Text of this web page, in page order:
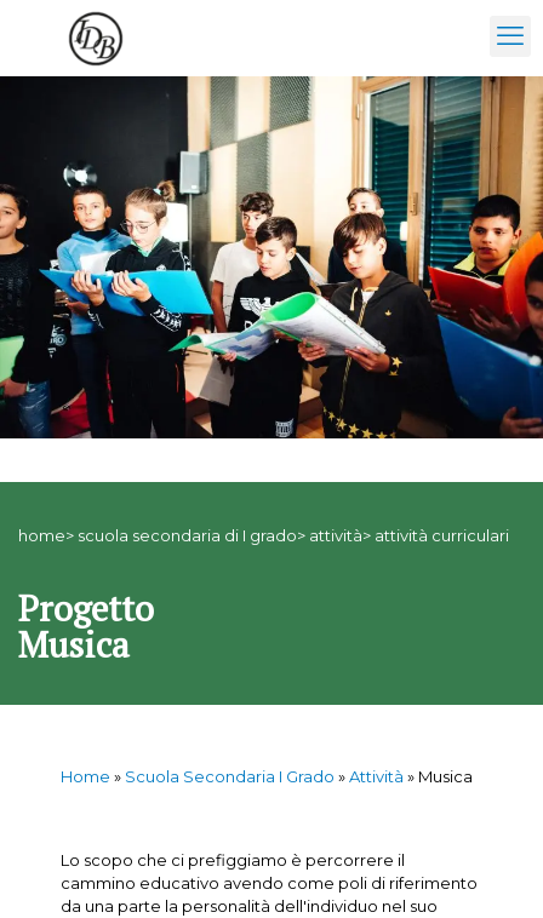
home> scuola secondaria di I grado> attività> attività curriculari
Progetto
Musica
Home » Scuola Secondaria I Grado »Attività » Musica
Lo scopo che ci prefiggiamo è percorrere il
cammino educativo avendo come poli di riferimento
da una parte la personalità dell'individuo nel suo